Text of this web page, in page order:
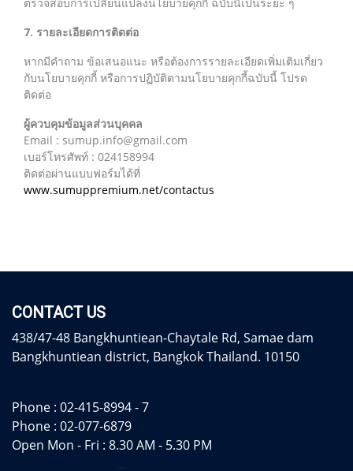
7. รายละเอียดการติดต่อ
หากมีคำถาม ข้อเสนอแนะ หรือต้องการรายละเอียดเพิ่มเติมเกี่ยว
กับนโยบายคุกกี้ หรือการปฏิบัติตามนโยบายคุกกี้ฉบับนี้ โปรด
ติดต่อ
ผู้ควบคุมข้อมูลส่วนบุคคล
Email : sumup.info@gmail.com
เบอร์โทรศัพท์ : 024158994
ติดต่อผ่านแบบฟอร์มได้ที่
www.sumuppremium.net/contactus
CONTACT US
438/47-48 Bangkhuntiean-Chaytale Rd, Samae dam
Bangkhuntiean district, Bangkok Thailand. 10150
Phone : 02-415-8994 - 7
Phone : 02-077-6879
Open Mon - Fri : 8.30 AM - 5.30 PM